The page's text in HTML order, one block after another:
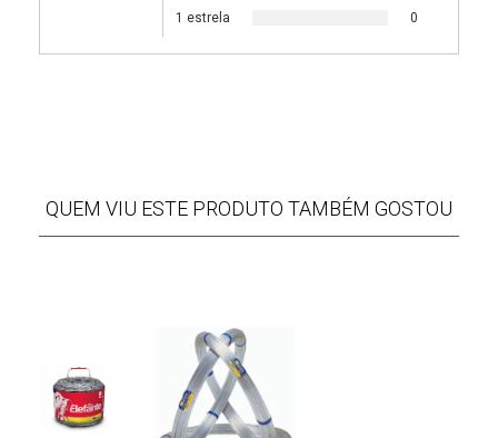
1 estrela
0
QUEM VIU ESTE PRODUTO TAMBÉM GOSTOU